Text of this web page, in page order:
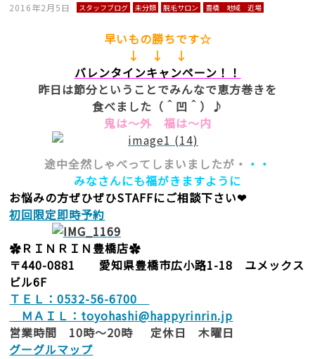
2016年2月5日 スタッフブログ 未分類 脱毛サロン 豊橋 地域 近場
早いもの勝ちです☆
↓ ↓ ↓
バレンタインキャンペーン！！
昨日は節分ということでみんなで恵方巻きを
食べました（＾凹＾）♪
鬼は～外 福は～内
途中全然しゃべってしまいましたが・ ・・
みなさんにも福がきますように
お悩みの方ぜひぜひSTAFFにご相談下さい❤
初回限定即時予約
✿ＲＩＮＲＩＮ豊橋店✿
〒440-0881 愛知県豊橋市広小路1-18 ユメックス
ビル6F
ＴＥＬ：0532-56-6700
ＭＡＩＬ：toyohashi@happyrinrin.jp
営業時間 10時～20時 定休日 木曜日
グーグルマップ